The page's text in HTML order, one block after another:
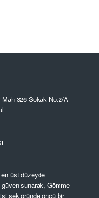
Mah 326 Sokak No:2/A
üst düzeyde
sunarak, Gömme
sektöründe öncü bir